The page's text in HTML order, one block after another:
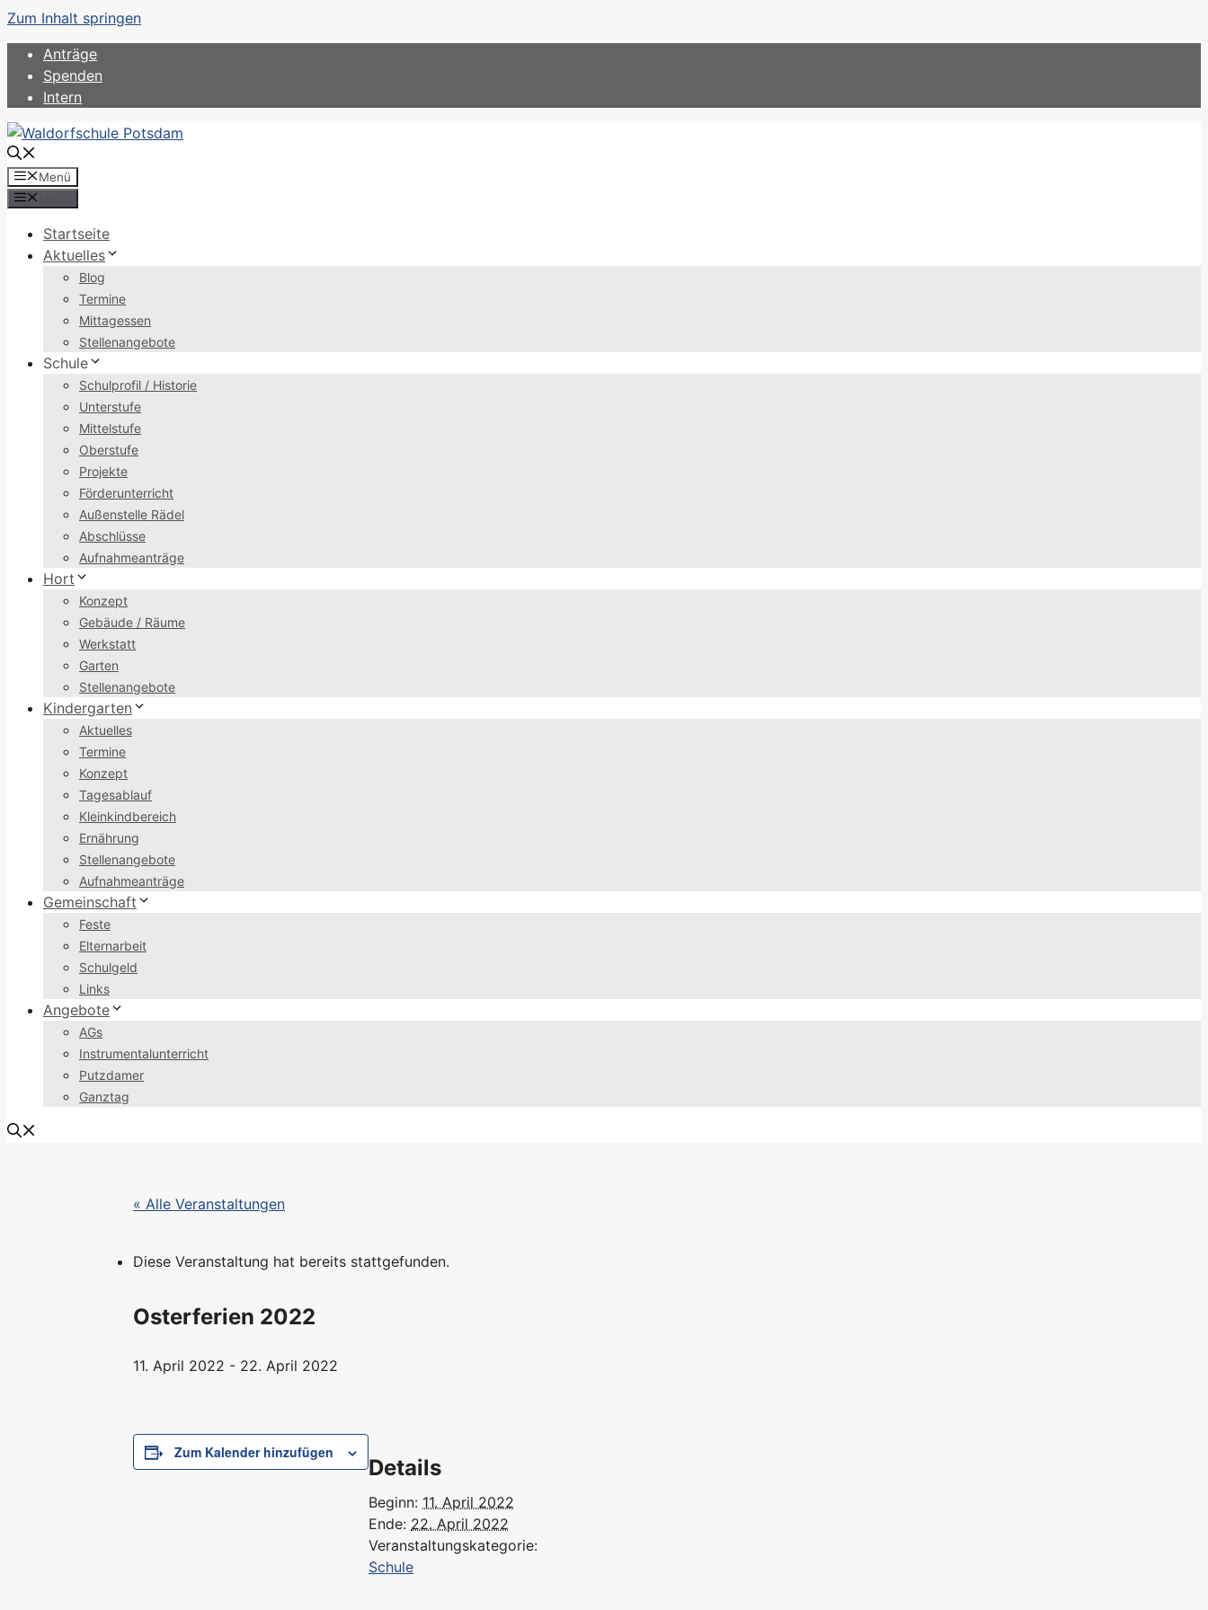
Zum Inhalt springen
Anträge
Spenden
Intern
Menü
Startseite
Aktuelles
Blog
Termine
Mittagessen
Stellenangebote
Schule
Schulprofil / Historie
Unterstufe
Mittelstufe
Oberstufe
Projekte
Förderunterricht
Außenstelle Rädel
Abschlüsse
Aufnahmeanträge
Hort
Konzept
Gebäude / Räume
Werkstatt
Garten
Stellenangebote
Kindergarten
Aktuelles
Termine
Konzept
Tagesablauf
Kleinkindbereich
Ernährung
Stellenangebote
Aufnahmeanträge
Gemeinschaft
Feste
Elternarbeit
Schulgeld
Links
Angebote
AGs
Instrumentalunterricht
Putzdamer
Ganztag
« Alle Veranstaltungen
Diese Veranstaltung hat bereits stattgefunden.
Osterferien 2022
11. April 2022 - 22. April 2022
Zum Kalender hinzufügen
Details
Beginn: 11. April 2022
Ende: 22. April 2022
Veranstaltungskategorie:
Schule